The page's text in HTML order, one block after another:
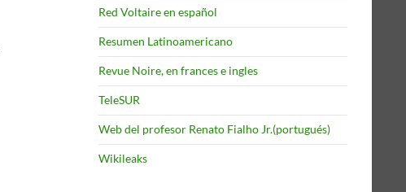
Red Voltaire en español
Resumen Latinoamericano
Revue Noire, en frances e ingles
TeleSUR
Web del profesor Renato Fialho Jr.(portugués)
Wikileaks